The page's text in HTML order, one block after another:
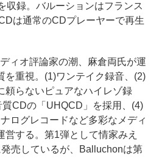
収録。バルーションはフランス
は通常のCDプレーヤーで再生
ィオ評論家の潮、麻倉両氏が運
を重視。(1)ワンテイク録音、(2)
頼らないピュアなハイレゾ録
CDの「UHQCD」を採用、(4)
ログレコードなど多彩なメディ
営する。第1弾として情家みえ
発売しているが、Balluchonは第